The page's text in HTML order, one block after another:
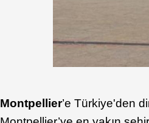
Montpellier’e Türkiye'den